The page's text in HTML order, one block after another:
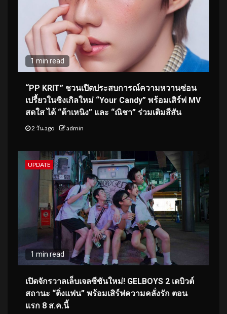
1 min read
“PP KRIT” ชวนเปิดประสบการณ์ความหวานซ่อน
เปรี้ยวในซิงเกิลใหม่ “Your Candy” พร้อมเสิร์ฟ MV
สดใส ได้ “ต้าเหนิง” และ “ณิชา” ร่วมเติมสีสัน
2 วัน ago admin
UPDATE
1 min read
เปิดจักรวาลเล็บเจลซีซันใหม่! GELBOYS 2 เดบิวต์
สถานะ “ติ่งแฟน” พร้อมเสิร์ฟความคลั่งรัก ตอน
แรก 8 ส.ค.นี้